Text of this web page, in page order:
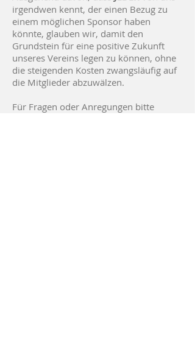
irgendwen kennt, der einen Bezug zu
einem möglichen Sponsor haben
könnte, glauben wir, damit den
Grundstein für eine positive Zukunft
unseres Vereins legen zu können, ohne
die steigenden Kosten zwangsläufig auf
die Mitglieder abzuwälzen.
Für Fragen oder Anregungen bitte